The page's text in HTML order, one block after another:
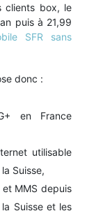
clients box, le
puis à 21,99
SFR sans
donc :
en France
utilisable
Suisse,
MMS depuis
Suisse et les